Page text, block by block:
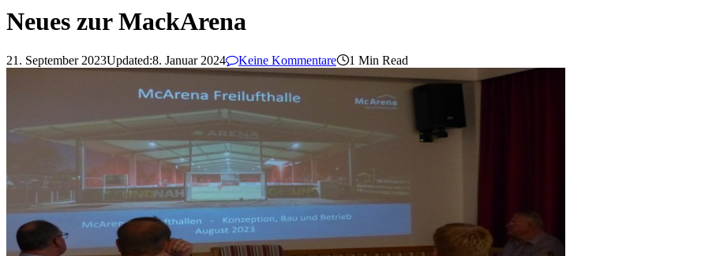
Neues zur MackArena
21. September 2023Updated:8. Januar 2024 Keine Kommentare 1 Min Read